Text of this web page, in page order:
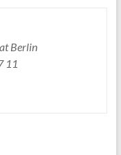
Berlin
11